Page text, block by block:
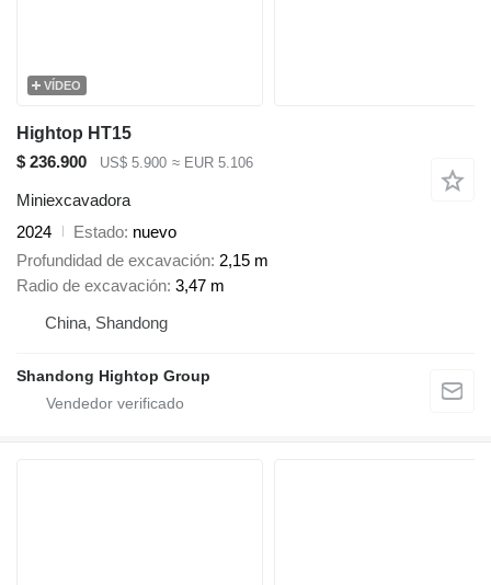
VÍDEO
Hightop HT15
$ 236.900
US$ 5.900 ≈ EUR 5.106
Miniexcavadora
2024
Estado nuevo
Profundidad de excavación 2,15 m
Radio de excavación 3,47 m
China, Shandong
Shandong Hightop Group